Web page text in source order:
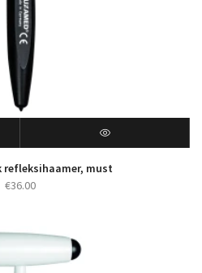
refleksihaamer, must
€36.00